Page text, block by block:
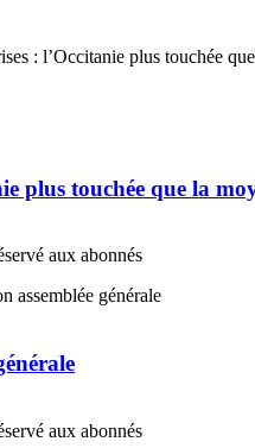
plus touchée que la
aux abonnés
aux abonnés